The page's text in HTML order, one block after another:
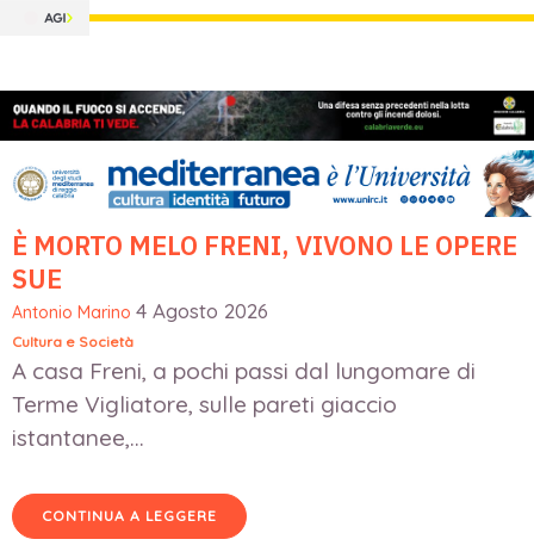
È MORTO MELO FRENI, VIVONO LE OPERE
SUE
Antonio Marino 4 Agosto 2026
Cultura e Società
A casa Freni, a pochi passi dal lungomare di
Terme Vigliatore, sulle pareti giaccio
istantanee,...
CONTINUA A LEGGERE